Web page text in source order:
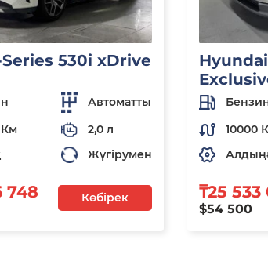
530i xDrive
Автоматты
Км
2,0 л
Жүгірумен
748 Көбірек
10000
₸25 533
$54 500